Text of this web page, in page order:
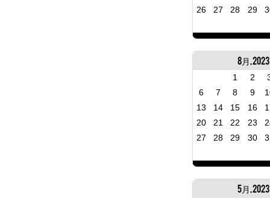
26
27 28 29
8月, 2023
1 2
6
7 8 9
13
14 15 16
20
21 22 23
27
28 29 30
5月, 2023